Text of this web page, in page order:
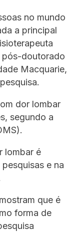
no mundo
a principal
pós-doutorado
Macquarie,
dor lombar
segundo a
lombar é
e na
que é
forma de